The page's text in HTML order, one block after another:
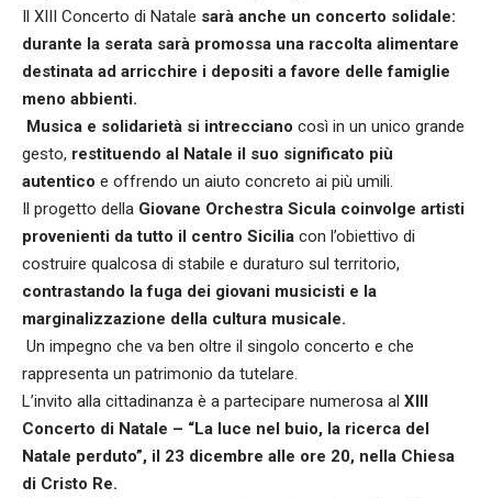
Il XIII Concerto di Natale sarà anche un concerto solidale:
durante la serata sarà promossa una raccolta alimentare
destinata ad arricchire i depositi a favore delle famiglie
meno abbienti.
Musica e solidarietà si intrecciano così in un unico grande
gesto, restituendo al Natale il suo significato più
autentico e offrendo un aiuto concreto ai più umili.
Il progetto della Giovane Orchestra Sicula coinvolge artisti
provenienti da tutto il centro Sicilia con l’obiettivo di
costruire qualcosa di stabile e duraturo sul territorio,
contrastando la fuga dei giovani musicisti e la
marginalizzazione della cultura musicale.
Un impegno che va ben oltre il singolo concerto e che
rappresenta un patrimonio da tutelare.
L’invito alla cittadinanza è a partecipare numerosa al XIII
Concerto di Natale – “La luce nel buio, la ricerca del
Natale perduto”, il 23 dicembre alle ore 20, nella Chiesa
di Cristo Re.